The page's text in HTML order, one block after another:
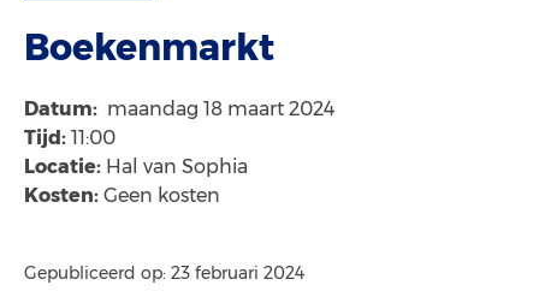
Boekenmarkt
Datum: maandag 18 maart 2024
Tijd: 11:00
Locatie: Hal van Sophia
Kosten: Geen kosten
Gepubliceerd op: 23 februari 2024